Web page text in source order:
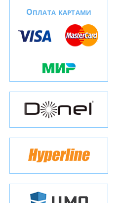
ОПЛАТА КАРТАМИ